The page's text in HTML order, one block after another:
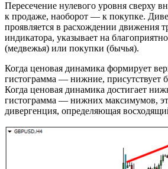
Пересечение нулевого уровня сверху
к продаже, наоборот — к покупке.
проявляется в расхождении движения
индикатора, указывает на
(медвежья) или покупки (бычья).
Когда ценовая динамика формирует
гистограмма — нижние, присутствует
Когда ценовая динамика достигает
гистограмма — нижних максимумов,
дивергенция, определяющая